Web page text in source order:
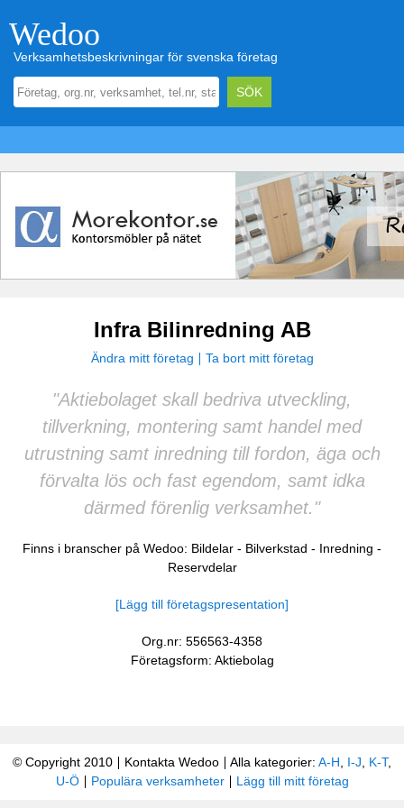
Wedoo
Verksamhetsbeskrivningar för svenska företag
Infra Bilinredning AB
Ändra mitt företag Ta bort mitt företag
"Aktiebolaget skall bedriva utveckling,
tillverkning, montering samt handel med
utrustning samt inredning till fordon, äga och
förvalta lös och fast egendom, samt idka
därmed förenlig verksamhet."
Finns i branscher på Wedoo: Bildelar - Bilverkstad - Inredning -
Reservdelar
[Lägg till företagspresentation]
Org.nr: 556563-4358
Företagsform: Aktiebolag
© Copyright 2010 Kontakta Wedoo Alla kategorier: A-H I-J K-T,
U-Ö
Populära verksamheter Lägg till mitt företag